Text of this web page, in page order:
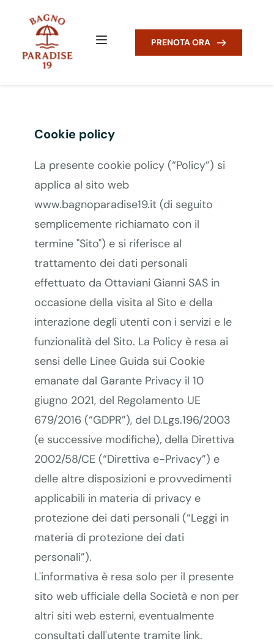
PRENOTA ORA
Cookie policy
La presente cookie policy (“Policy”) si
applica al sito web
www.bagnoparadise19.it (di seguito
semplicemente richiamato con il
termine "Sito") e si riferisce al
trattamento dei dati personali
effettuato da Ottaviani Gianni SAS in
occasione della visita al Sito e della
interazione degli utenti con i servizi e le
funzionalità del Sito. La Policy è resa ai
sensi delle Linee Guida sui Cookie
emanate dal Garante Privacy il 10
giugno 2021, del Regolamento UE
679/2016 (“GDPR”), del D.Lgs.196/2003
(e successive modifiche), della Direttiva
2002/58/CE (“Direttiva e-Privacy”) e
delle altre disposizioni e provvedimenti
applicabili in materia di privacy e
protezione dei dati personali (“Leggi in
materia di protezione dei dati
personali”).
L'informativa è resa solo per il presente
sito web ufficiale della Società e non per
altri siti web esterni, eventualmente
consultati dall'utente tramite link.